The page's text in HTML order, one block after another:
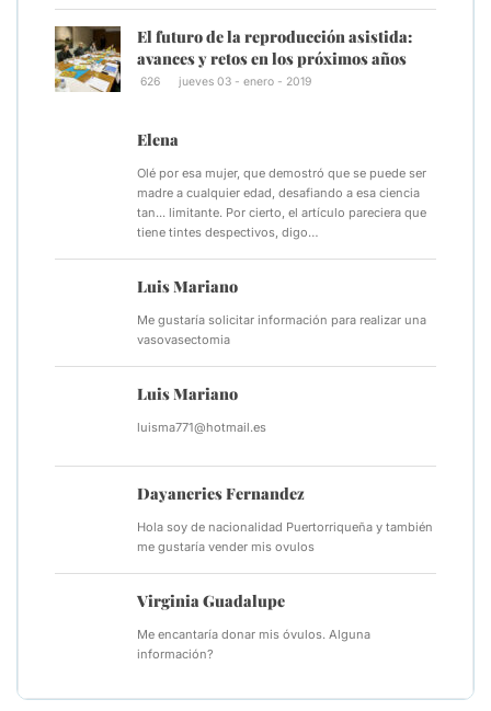
El futuro de la reproducción asistida:
avances y retos en los próximos años
626 jueves 03 - enero - 2019
Elena
Olé por esa mujer, que demostró que se puede ser
madre a cualquier edad, desafiando a esa ciencia
tan... limitante. Por cierto, el artículo pareciera que
tiene tintes despectivos, digo…
Luis Mariano
Me gustaría solicitar información para realizar una
vasovasectomia
Luis Mariano
luisma771@hotmail.es
Dayaneries Fernandez
Hola soy de nacionalidad Puertorriqueña y también
me gustaría vender mis ovulos
Virginia Guadalupe
Me encantaría donar mis óvulos. Alguna
información?